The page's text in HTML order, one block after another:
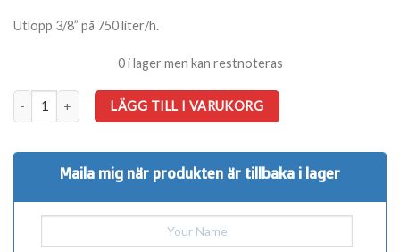
Utlopp 3/8” på 750 liter/h.
0 i lager men kan restnoteras
Superjet 750 L/H-10w mängd
LÄGG TILL I VARUKORG
Maila mig när produkten är tillbaka i lager